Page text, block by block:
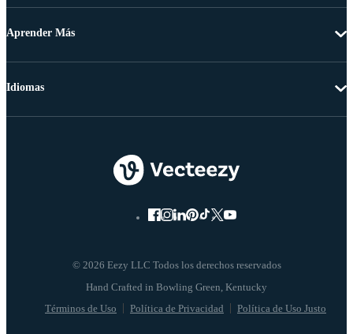
Aprender Más
© 2026 Eezy LLC Todos los derechos reservados
Términos de Uso Política de Privacidad Política de Uso Justo
Idiomas